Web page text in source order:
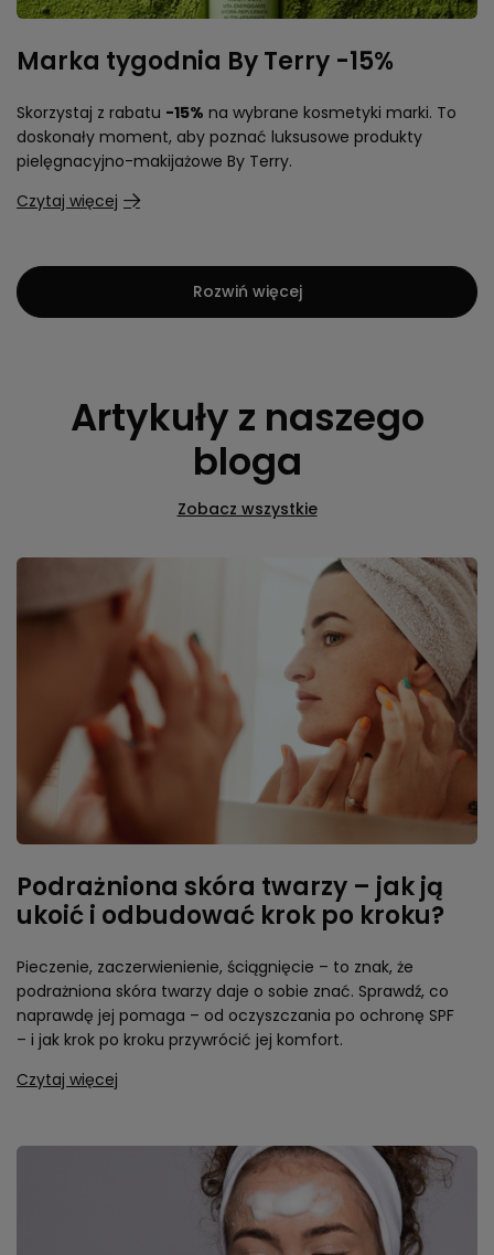
Marka tygodnia By Terry -15%
Skorzystaj z rabatu -15% na wybrane kosmetyki marki. To
doskonały moment, aby poznać luksusowe produkty
pielęgnacyjno-makijażowe By Terry.
Czytaj więcej
Rozwiń więcej
Artykuły z naszego
bloga
Zobacz wszystkie
Podrażniona skóra twarzy – jak ją
ukoić i odbudować krok po kroku?
Pieczenie, zaczerwienienie, ściągnięcie – to znak, że
podrażniona skóra twarzy daje o sobie znać. Sprawdź, co
naprawdę jej pomaga – od oczyszczania po ochronę SPF
– i jak krok po kroku przywrócić jej komfort.
Czytaj więcej